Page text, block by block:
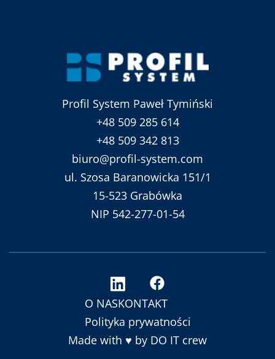
Profil System Paweł Tymiński
+48 509 285 614
+48 509 342 813
biuro@profil-system.com
ul. Szosa Baranowicka 151/1
15-523 Grabówka
NIP 542-277-01-54
O NASKONTAKT
Polityka prywatności
Made with ♥ by DO IT crew